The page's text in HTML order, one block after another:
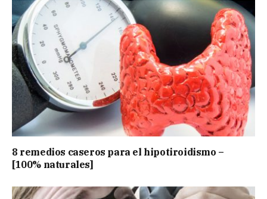
8 remedios caseros para el hipotiroidismo –
[100% naturales]